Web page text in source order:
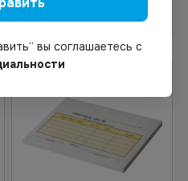
вы соглашаетесь с